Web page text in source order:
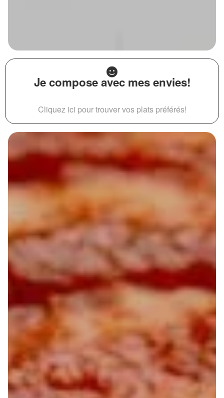
Je compose avec mes envies!
Cliquez ici pour trouver vos plats préférés!